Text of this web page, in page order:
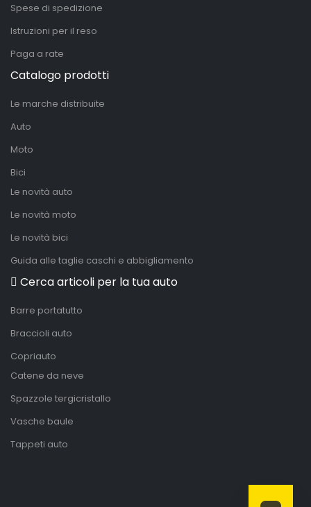
Spese di spedizione
Istruzioni per il reso
Paga a rate
Catalogo prodotti
Le marche distribuite
Auto
Moto
Bici
Le novità auto
Le novità moto
Le novità bici
Guida alle taglie caschi e abbigliamento
Cerca articoli per la tua auto
Barre portatutto
Braccioli auto
Copriauto
Catene da neve
Spazzole tergicristallo
Vasche baule
Tappeti auto